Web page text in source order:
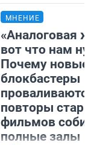
МНЕНИЕ
«Аналоговая
вот что нам
Почему новые
блокбастеры
повторы
фильмов
полные залы